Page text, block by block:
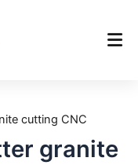
cutting CNC
granite